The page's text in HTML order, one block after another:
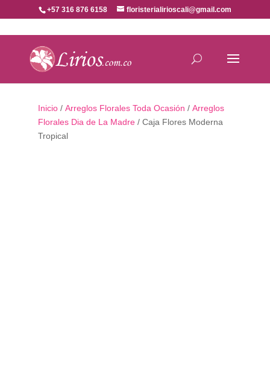
+57 316 876 6158 floristerialirioscali@gmail.com
Inicio/ Arreglos Florales Toda Ocasión / Arreglos
Florales Dia de La Madre/ Caja Flores Moderna
Tropical